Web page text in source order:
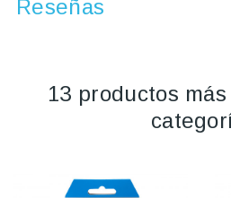
Reseñas
13 productos